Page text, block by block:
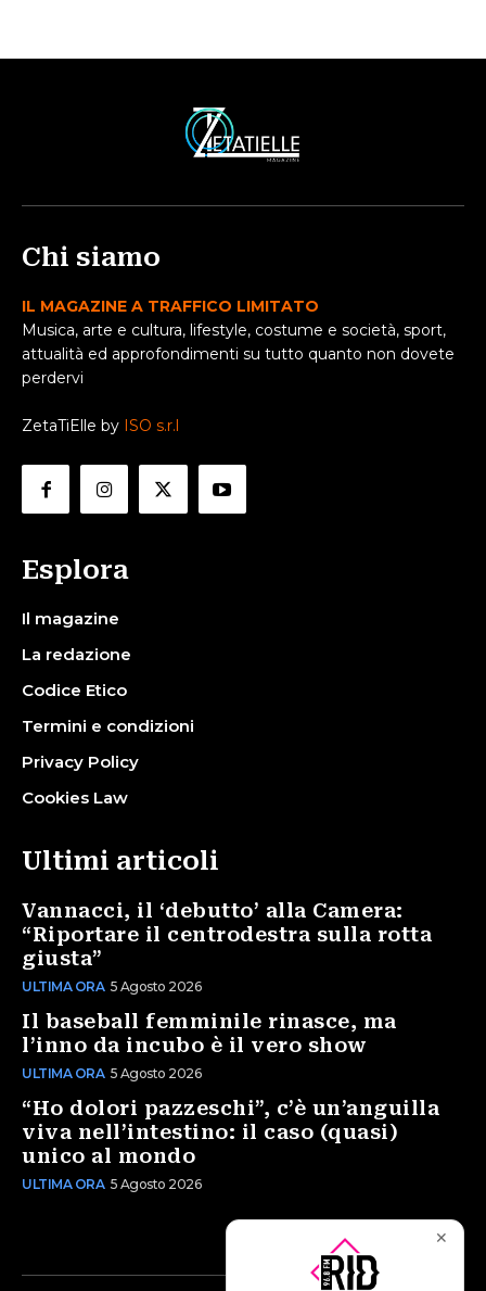
Chi siamo
IL MAGAZINE A TRAFFICO LIMITATO
Musica, arte e cultura, lifestyle, costume e società, sport,
attualità ed approfondimenti su tutto quanto non dovete
perdervi
ZetaTiElle by ISO s.r.l
Esplora
Il magazine
La redazione
Codice Etico
Termini e condizioni
Privacy Policy
Cookies Law
Ultimi articoli
Vannacci, il ‘debutto’ alla Camera:
“Riportare il centrodestra sulla rotta
giusta”
ULTIMA ORA 5 Agosto 2026
Il baseball femminile rinasce, ma
l’inno da incubo è il vero show
ULTIMA ORA 5 Agosto 2026
“Ho dolori pazzeschi”, c’è un’anguilla
viva nell’intestino: il caso (quasi)
unico al mondo
ULTIMA ORA 5 Agosto 2026
✕